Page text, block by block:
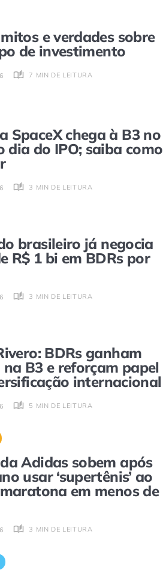
e verdades sobre
de investimento
7 MIN DE LEITURA
SpaceX chega à B3 no
dia do IPO; saiba como
3 MIN DE LEITURA
brasileiro já negocia
R$ 1 bi em BDRs por
3 MIN DE LEITURA
BDRs ganham
B3 e reforçam papel
internacional
5 MIN DE LEITURA
Adidas sobem após
usar ‘supertênis’ ao
em menos de
3 MIN DE LEITURA